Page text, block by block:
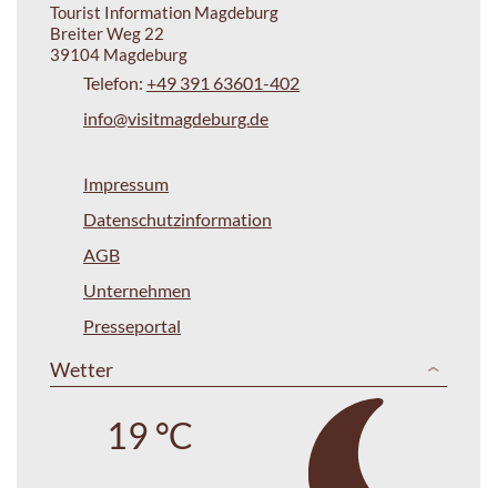
Tourist Information Magdeburg
Breiter Weg 22
39104 Magdeburg
Telefon: +49 391 63601-402
info@visitmagdeburg.de
Impressum
Datenschutzinformation
AGB
Unternehmen
Presseportal
Wetter
19 °C